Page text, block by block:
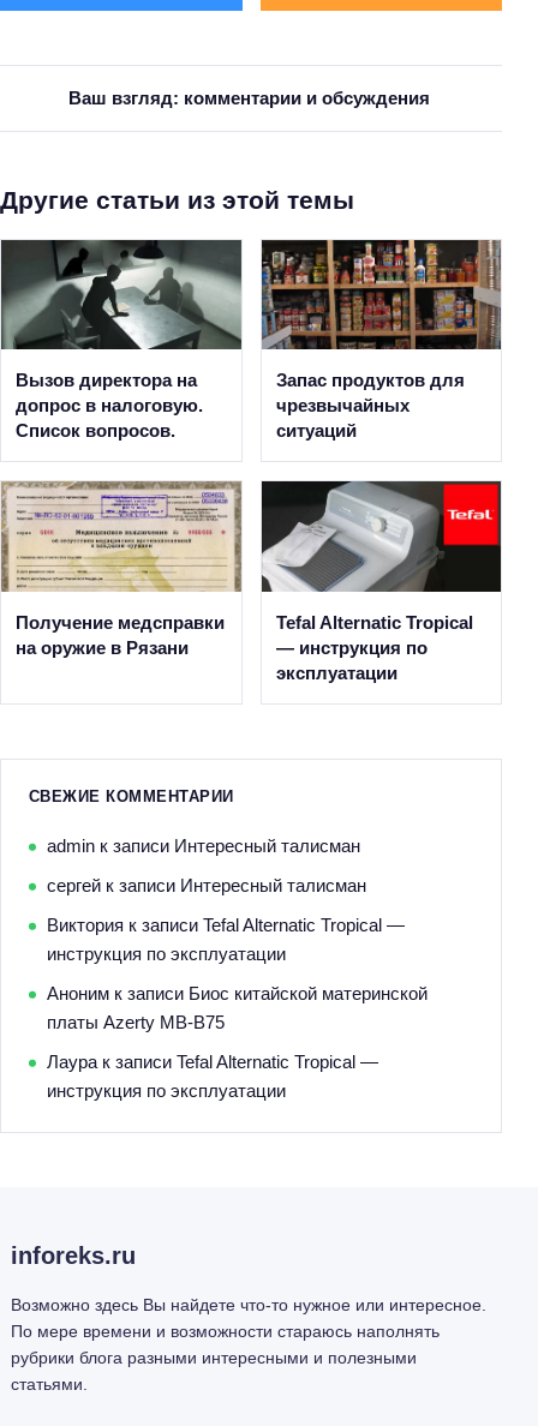
Ваш взгляд: комментарии и обсуждения
Другие статьи из этой темы
Вызов директора на
допрос в налоговую.
Список вопросов.
Запас продуктов для
чрезвычайных
ситуаций
Получение медсправки
на оружие в Рязани
Tefal Alternatic Tropical
— инструкция по
эксплуатации
СВЕЖИЕ КОММЕНТАРИИ
adminк записи Интересный талисман
сергейк записи Интересный талисман
Виктория к записи Tefal Alternatic Tropical —
инструкция по эксплуатации
Анонимк записи Биос китайской материнской
платы Azerty MB-B75
Лаурак записи Tefal Alternatic Tropical —
инструкция по эксплуатации
inforeks.ru
Возможно здесь Вы найдете что-то нужное или интересное.
По мере времени и возможности стараюсь наполнять
рубрики блога разными интересными и полезными
статьями.